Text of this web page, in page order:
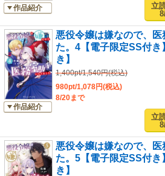
作品紹介
立
作品紹介
悪役令嬢は嫌なので、
た。4【電子限定SS付
き】
1,400pt/1,540円(税込)
980pt/1,078円(税込)
8/20まで
立
悪役令嬢は嫌なので、
た。5【電子限定SS付
き】